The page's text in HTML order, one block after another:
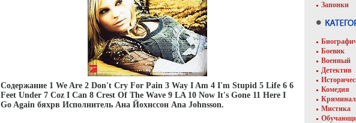
Содержание 1 We Are 2 Don't Cry For Pain 3 Way I Am 4 I'm Stupid 5 Life 6 6
Feet Under 7 Coz I Can 8 Crest Of The Wave 9 LA 10 Now It's Gone 11 Here I
Go Again бяхрв Исполнитель Ана Йохнссон Ana Johnsson.
Запонки
Боевик
Военный
Детектив
Комедия
Мистика